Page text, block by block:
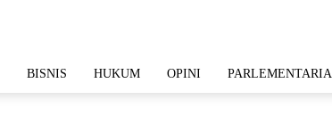
BISNIS HUKUM OPINI PARLEMENTARIA